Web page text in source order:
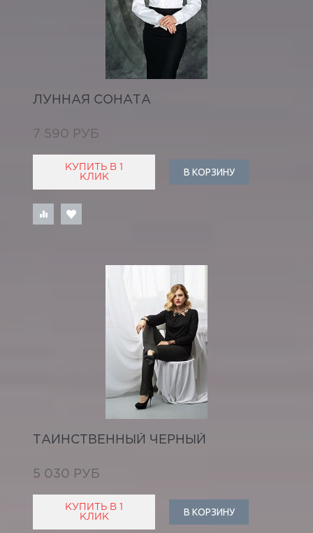
ЛУННАЯ СОНАТА
7 590 РУБ
КУПИТЬ В 1
КЛИК
В КОРЗИНУ
ТАИНСТВЕННЫЙ ЧЕРНЫЙ
5 030 РУБ
КУПИТЬ В 1
КЛИК
В КОРЗИНУ